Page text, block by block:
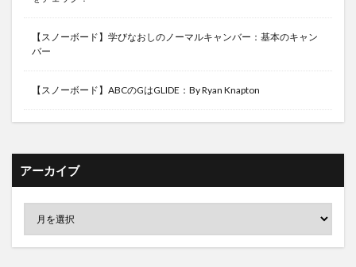
【スノーボード】学びなおしのノーマルキャンバー：基本のキャン
バー
【スノーボード】ABCのGはGLIDE：By Ryan Knapton
アーカイブ